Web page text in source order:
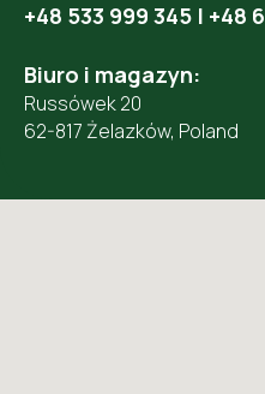
+48 533 999 345 | +48
Biuro i magazyn:
Russówek 20
62-817 Żelazków, Poland